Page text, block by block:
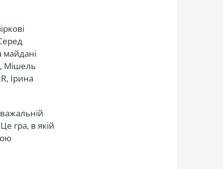
майдані
Мішель
Ірина
гра, в якій